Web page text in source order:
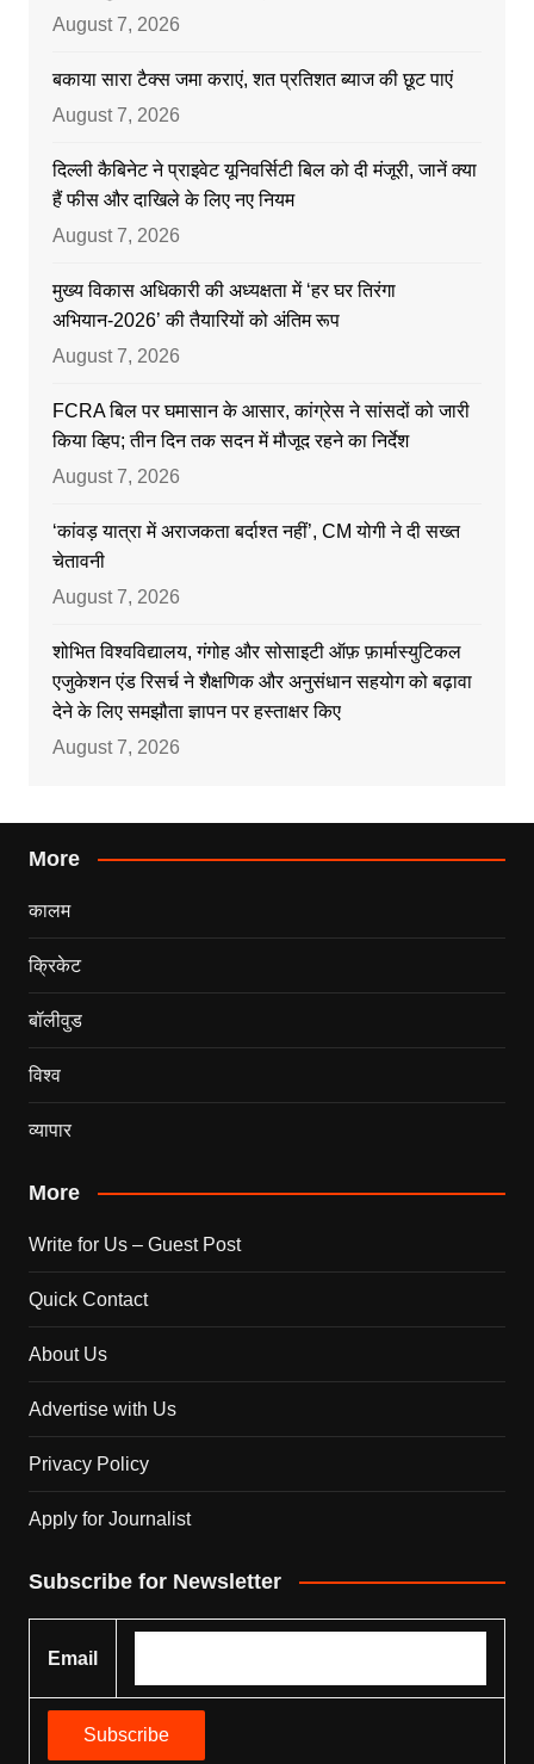
August 7, 2026
बकाया सारा टैक्स जमा कराएं, शत प्रतिशत ब्याज की छूट पाएं
August 7, 2026
दिल्ली कैबिनेट ने प्राइवेट यूनिवर्सिटी बिल को दी मंजूरी, जानें क्या
हैं फीस और दाखिले के लिए नए नियम
August 7, 2026
मुख्य विकास अधिकारी की अध्यक्षता में ‘हर घर तिरंगा
अभियान-2026’ की तैयारियों को अंतिम रूप
August 7, 2026
FCRA बिल पर घमासान के आसार, कांग्रेस ने सांसदों को जारी
किया व्हिप; तीन दिन तक सदन में मौजूद रहने का निर्देश
August 7, 2026
‘कांवड़ यात्रा में अराजकता बर्दाश्त नहीं’, CM योगी ने दी सख्त
चेतावनी
August 7, 2026
शोभित विश्वविद्यालय, गंगोह और सोसाइटी ऑफ़ फ़ार्मास्युटिकल
एजुकेशन एंड रिसर्च ने शैक्षणिक और अनुसंधान सहयोग को बढ़ावा
देने के लिए समझौता ज्ञापन पर हस्ताक्षर किए
August 7, 2026
More
कालम
क्रिकेट
बॉलीवुड
विश्व
व्यापार
More
Write for Us – Guest Post
Quick Contact
About Us
Advertise with Us
Privacy Policy
Apply for Journalist
Subscribe for Newsletter
Email